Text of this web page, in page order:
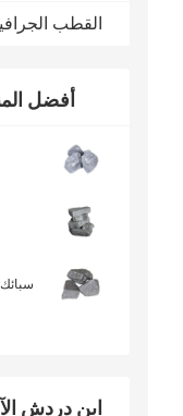
القطب
أفضل
سبائك
ابن دردش